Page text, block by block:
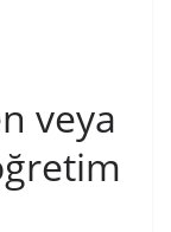
veya